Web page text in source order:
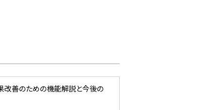
改善のための機能解説と今後の